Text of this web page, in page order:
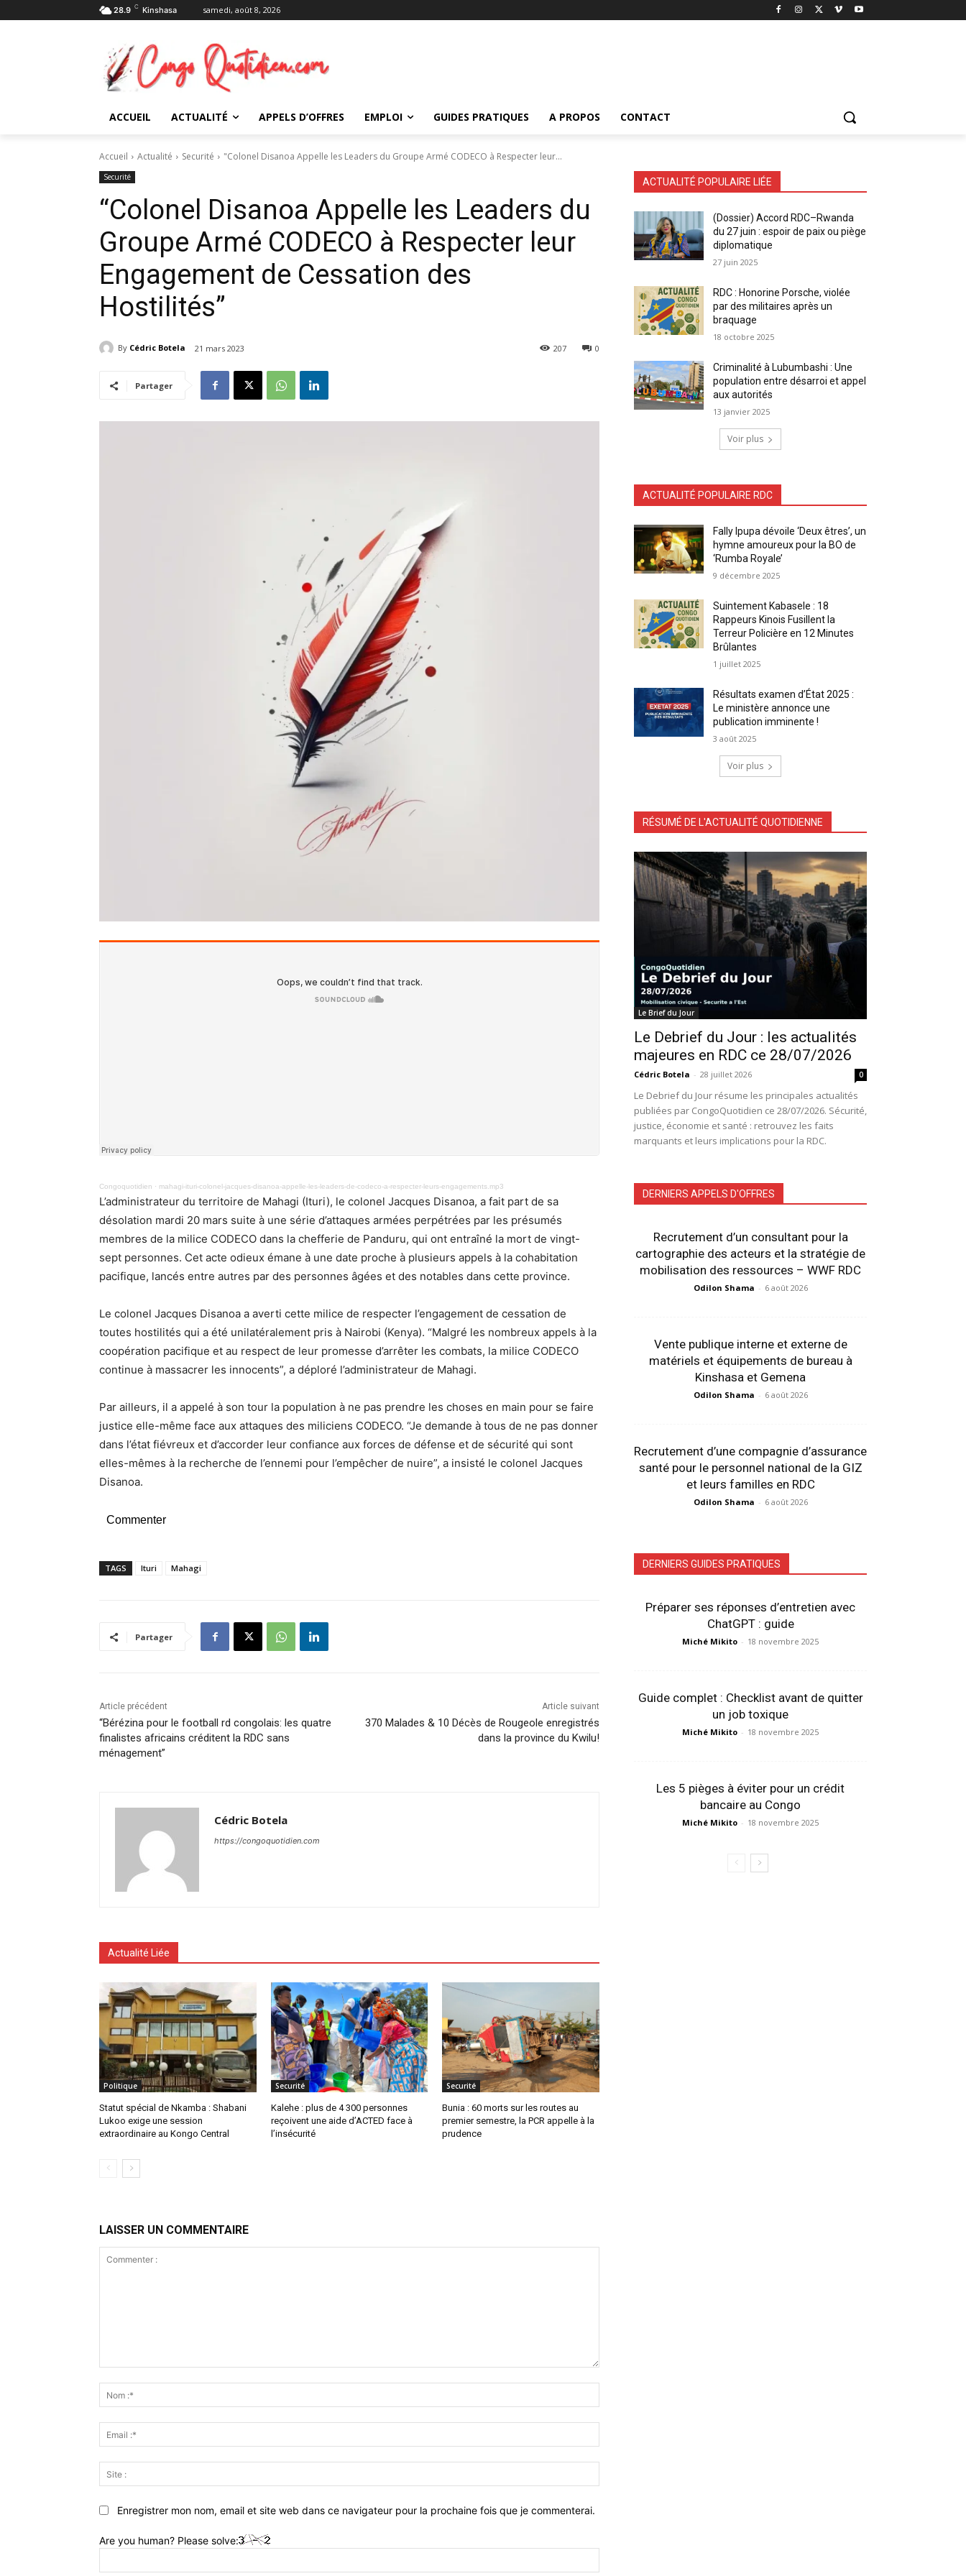
28.9 C Kinshasa samedi, août 8, 2026
ACCUEIL ACTUALITÉ APPELS D’OFFRES EMPLOI GUIDES PRATIQUES A PROPOS CONTACT
Accueil Actualité Securité "Colonel Disanoa Appelle les Leaders du Groupe Armé CODECO à Respecter leur...
Securité
“Colonel Disanoa Appelle les Leaders du
Groupe Armé CODECO à Respecter leur
Engagement de Cessation des
Hostilités”
By Cédric Botela 21 mars 2023 0
207
Partager
Congoquotidien · mahagi-ituri-colonel-jacques-disanoa-appelle-les-leaders-de-codeco-a-respecter-leurs-engagements.mp3
L’administrateur du territoire de Mahagi (Ituri), le colonel Jacques Disanoa, a fait part de sa
désolation mardi 20 mars suite à une série d’attaques armées perpétrées par les présumés
membres de la milice CODECO dans la chefferie de Panduru, qui ont entraîné la mort de vingt-
sept personnes. Cet acte odieux émane à une date proche à plusieurs appels à la cohabitation
pacifique, lancés entre autres par des personnes âgées et des notables dans cette province.
Le colonel Jacques Disanoa a averti cette milice de respecter l’engagement de cessation de
toutes hostilités qui a été unilatéralement pris à Nairobi (Kenya). “Malgré les nombreux appels à la
coopération pacifique et au respect de leur promesse d’arrêter les combats, la milice CODECO
continue à massacrer les innocents”, a déploré l’administrateur de Mahagi.
Par ailleurs, il a appelé à son tour la population à ne pas prendre les choses en main pour se faire
justice elle-même face aux attaques des miliciens CODECO. “Je demande à tous de ne pas donner
dans l’état fiévreux et d’accorder leur confiance aux forces de défense et de sécurité qui sont
elles-mêmes à la recherche de l’ennemi pour l’empêcher de nuire”, a insisté le colonel Jacques
Disanoa.
Commenter
TAGS Ituri Mahagi
Partager
Article précédent
“Bérézina pour le football rd congolais: les quatre
finalistes africains créditent la RDC sans
ménagement”
Article suivant
370 Malades & 10 Décès de Rougeole enregistrés
dans la province du Kwilu!
Cédric Botela
https://congoquotidien.com
Actualité Liée
Politique
Statut spécial de Nkamba : Shabani
Lukoo exige une session
extraordinaire au Kongo Central
Securité
Kalehe : plus de 4 300 personnes
reçoivent une aide d’ACTED face à
l’insécurité
Securité
Bunia : 60 morts sur les routes au
premier semestre, la PCR appelle à la
prudence
LAISSER UN COMMENTAIRE
:*
:*
:
Enregistrer mon nom, email et site web dans ce navigateur pour la prochaine fois que je commenterai.
Are you human? Please solve:
ACTUALITÉ POPULAIRE LIÉE
(Dossier) Accord RDC–Rwanda
du 27 juin : espoir de paix ou piège
diplomatique
27 juin 2025
RDC : Honorine Porsche, violée
par des militaires après un
braquage
18 octobre 2025
Criminalité à Lubumbashi : Une
population entre désarroi et appel
aux autorités
13 janvier 2025
Voir plus
ACTUALITÉ POPULAIRE RDC
Fally Ipupa dévoile ‘Deux êtres’, un
hymne amoureux pour la BO de
‘Rumba Royale’
9 décembre 2025
Suintement Kabasele : 18
Rappeurs Kinois Fusillent la
Terreur Policière en 12 Minutes
Brûlantes
1 juillet 2025
Résultats examen d’État 2025 :
Le ministère annonce une
publication imminente !
3 août 2025
Voir plus
RÉSUMÉ DE L'ACTUALITÉ QUOTIDIENNE
Le Brief du Jour
Le Debrief du Jour : les actualités
majeures en RDC ce 28/07/2026
Cédric Botela - 28 juillet 2026 0
Le Debrief du Jour résume les principales actualités
publiées par CongoQuotidien ce 28/07/2026. Sécurité,
justice, économie et santé : retrouvez les faits
marquants et leurs implications pour la RDC.
DERNIERS APPELS D'OFFRES
Recrutement d’un consultant pour la
cartographie des acteurs et la stratégie de
mobilisation des ressources – WWF RDC
Odilon Shama - 6 août 2026
Vente publique interne et externe de
matériels et équipements de bureau à
Kinshasa et Gemena
Odilon Shama - 6 août 2026
Recrutement d’une compagnie d’assurance
santé pour le personnel national de la GIZ
et leurs familles en RDC
Odilon Shama - 6 août 2026
DERNIERS GUIDES PRATIQUES
Préparer ses réponses d’entretien avec
ChatGPT : guide
Miché Mikito - 18 novembre 2025
Guide complet : Checklist avant de quitter
un job toxique
Miché Mikito - 18 novembre 2025
Les 5 pièges à éviter pour un crédit
bancaire au Congo
Miché Mikito - 18 novembre 2025